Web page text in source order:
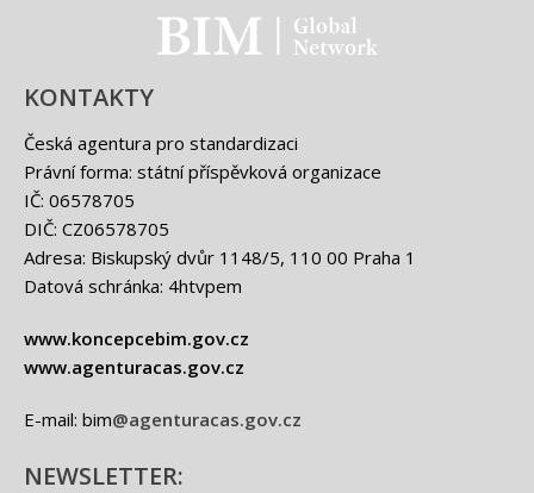
KONTAKTY
Česká agentura pro standardizaci
Právní forma: státní příspěvková organizace
IČ: 06578705
DIČ: CZ06578705
Adresa: Biskupský dvůr 1148/5, 110 00 Praha 1
Datová schránka: 4htvpem
www.koncepcebim.gov.cz
www.agenturacas.gov.cz
E-mail: bim@agenturacas.gov.cz
NEWSLETTER:
BIM - logo